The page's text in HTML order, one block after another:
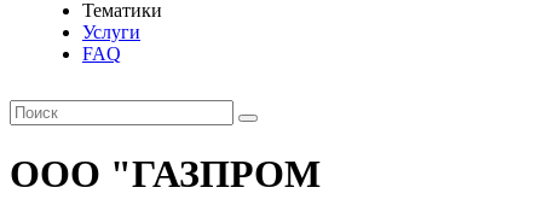
Тематики
Услуги
FAQ
ООО "ГАЗПРОМ